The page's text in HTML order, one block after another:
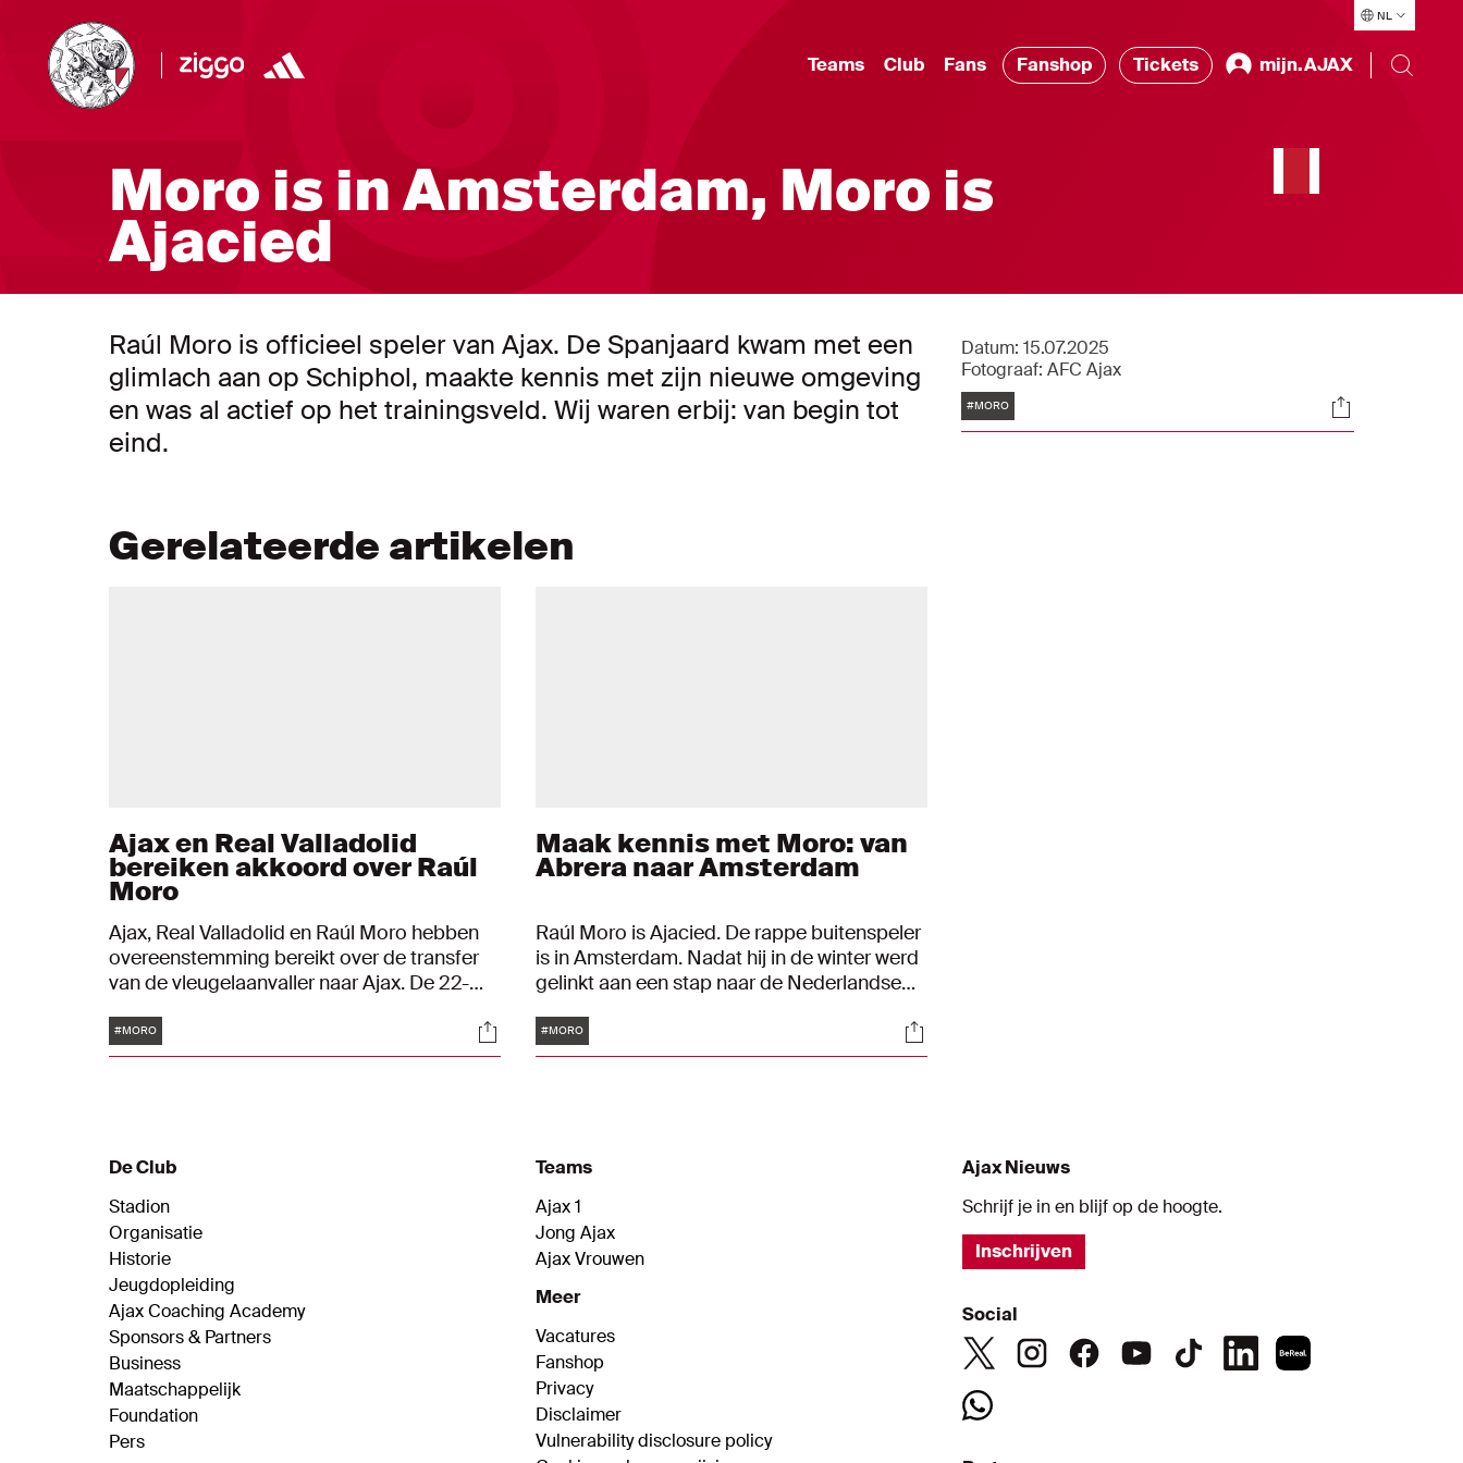
NL
Teams Club Fans Fanshop Tickets mijn.AJAX
Moro is in Amsterdam, Moro is
Ajacied
Raúl Moro is officieel speler van Ajax. De Spanjaard kwam met een
glimlach aan op Schiphol, maakte kennis met zijn nieuwe omgeving
en was al actief op het trainingsveld. Wij waren erbij: van begin tot
eind.
Datum: 15.07.2025
Fotograaf: AFC Ajax
Tags
#MORO Socials
Gerelateerde artikelen
Ajax en Real Valladolid
bereiken akkoord over Raúl
Moro
Ajax, Real Valladolid en Raúl Moro hebben
overeenstemming bereikt over de transfer
van de vleugelaanvaller naar Ajax. De 22-
loopt tot en met 30 juni 2030.
Tags
#MORO Socials
Maak kennis met Moro: van
Abrera naar Amsterdam
Raúl Moro is Ajacied. De rappe buitenspeler
is in Amsterdam. Nadat hij in de winter werd
gelinkt aan een stap naar de Nederlandse
Maar wie is Moro? En wat is zijn kwaliteit?
Tags
#MORO Socials
De Club
Stadion
Organisatie
Historie
Jeugdopleiding
Ajax Coaching Academy
Sponsors & Partners
Business
Maatschappelijk
Foundation
Pers
Teams
Ajax 1
Jong Ajax
Ajax Vrouwen
Meer
Vacatures
Fanshop
Privacy
Disclaimer
Vulnerability disclosure policy
Ajax Nieuws
Schrijf je in en blijf op de hoogte.
Inschrijven
Social